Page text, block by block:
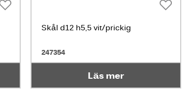
Skål d12 h5,5 vit/prickig
247354
Läs mer